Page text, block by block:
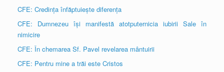
CFE: Credința înfăptuiește diferența
CFE: Dumnezeu își manifestă atotputernicia iubirii Sale în
nimicire
CFE: În chemarea Sf. Pavel revelarea mântuirii
CFE: Pentru mine a trăi este Cristos